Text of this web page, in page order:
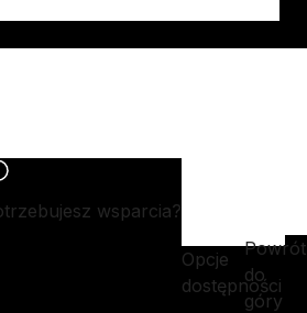
wsparcia?
Opcje
dostępności
Powrót
do
góry